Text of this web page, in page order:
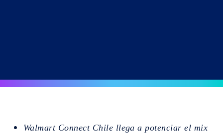
Walmart Connect Chile llega a potenciar el mix